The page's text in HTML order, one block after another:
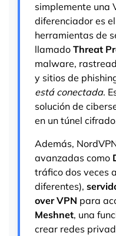
simplemente una
diferenciador es
herramientas de
llamado Threat
malware,
y sitios de
está conectada.
solución de
en un túnel
Además,
avanzadas como
tráfico dos veces
diferentes),
over VPN para
Meshnet, una
crear redes